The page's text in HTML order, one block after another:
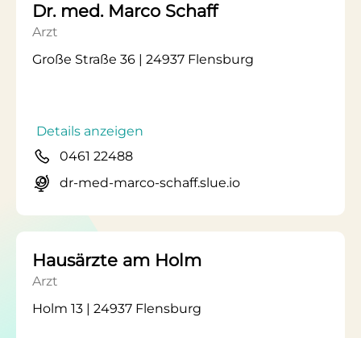
Dr. med. Marco Schaff
Arzt
Große Straße 36 | 24937 Flensburg
Details anzeigen
0461 22488
dr-med-marco-schaff.slue.io
Hausärzte am Holm
Arzt
Holm 13 | 24937 Flensburg